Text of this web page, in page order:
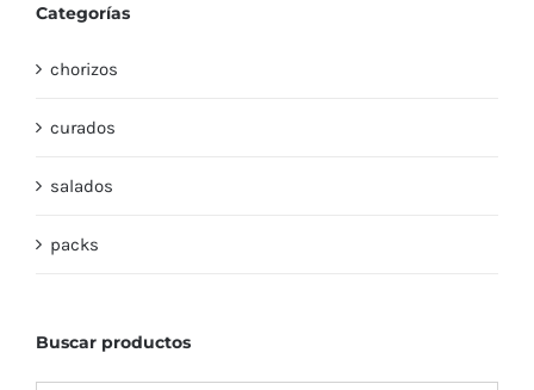
Categorías
chorizos
curados
salados
packs
Buscar productos